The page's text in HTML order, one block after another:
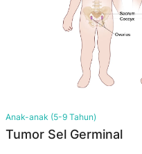
Anak-anak (5-9 Tahun)
Tumor Sel Germinal